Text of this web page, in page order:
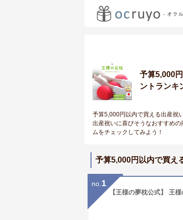
予算5,000
ントランキ
予算5,000円以内で買える出産祝
出産祝いに喜びそうなおすすめ
ムをチェックしてみよう！
予算5,000円以内で買え
no. 1